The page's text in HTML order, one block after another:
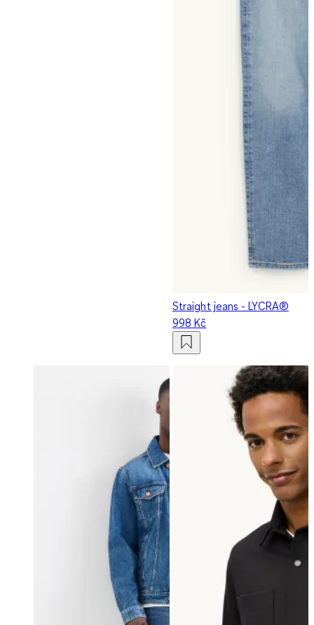
Straight jeans - LYCRA®
998 Kč